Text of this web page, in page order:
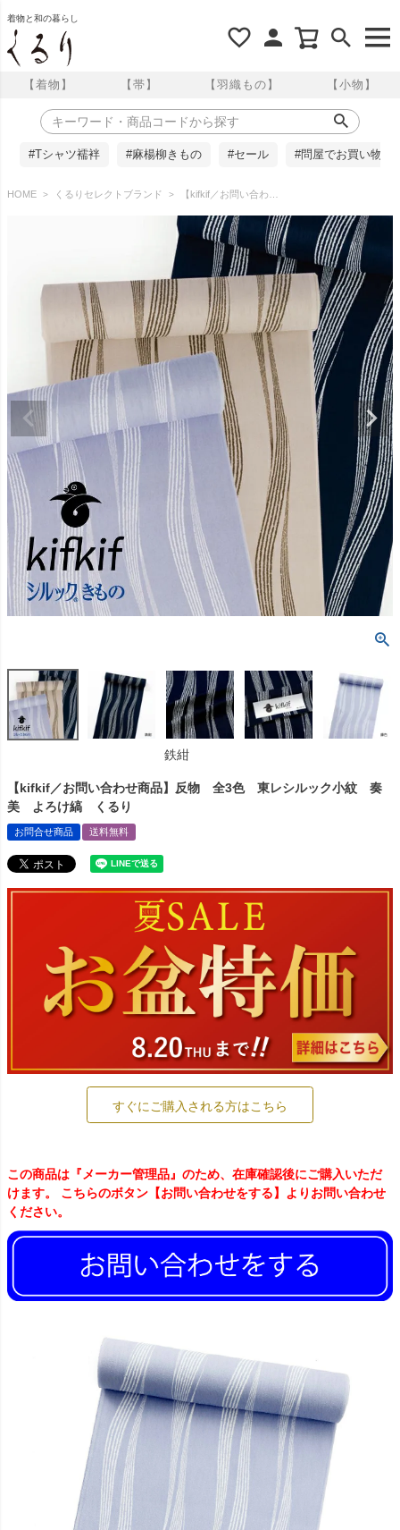
着物と和の暮らし
【着物】 【帯】 【羽織もの】 【小物】
#Tシャツ襦袢 #麻楊柳きもの #セール #問屋でお買い物
HOME くるりセレクトブランド 【kifkif／お問い合わせ商品】反物 全3色 東レシルック小紋 奏美 よろけ縞 くるり
鉄紺
【kifkif／お問い合わせ商品】反物 全3色 東レシルック小紋 奏
美 よろけ縞 くるり
お問合せ商品 送料無料
すぐにご購入される方はこちら
この商品は『メーカー管理品』のため、在庫確認後にご購入いただ
けます。 こちらのボタン【お問い合わせをする】よりお問い合わせ
ください。